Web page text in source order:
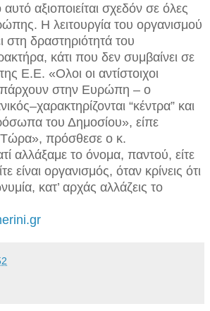
αξιοποιείται σχεδόν σε όλες
Η λειτουργία του οργανισμού
δραστηριότητά του
κάτι που δεν συμβαίνει σε
Ε.Ε. «Ολοι οι αντίστοιχοι
στην Ευρώπη – ο
“κέντρα” και
του Δημοσίου», είπε
πρόσθεσε ο κ.
αλλάξαμε το όνομα, παντού, είτε
είναι οργανισμός, όταν κρίνεις ότι
κατ’ αρχάς αλλάζεις το